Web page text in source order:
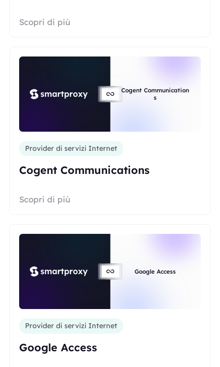
Scopri di più
Cogent Communication
s
Provider di servizi Internet
Cogent Communications
Scopri di più
Google Access
Provider di servizi Internet
Google Access